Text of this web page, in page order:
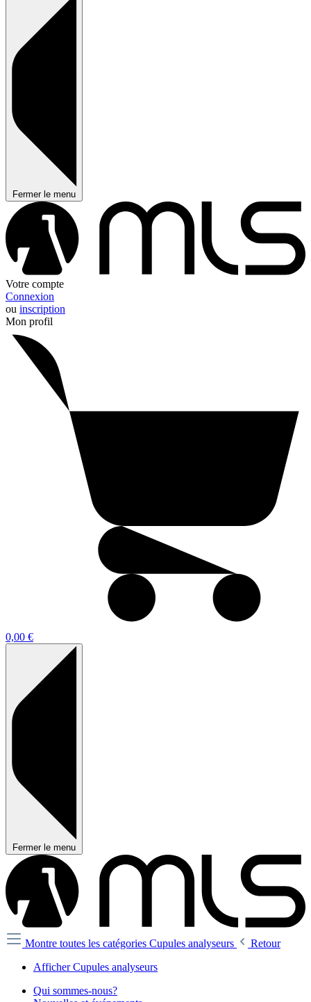
Fermer le menu
Votre compte
Connexion
ou inscription
Mon profil
0,00 €
Fermer le menu
Montre toutes les catégories Cupules analyseurs
Retour
Afficher Cupules analyseurs
Qui sommes-nous?